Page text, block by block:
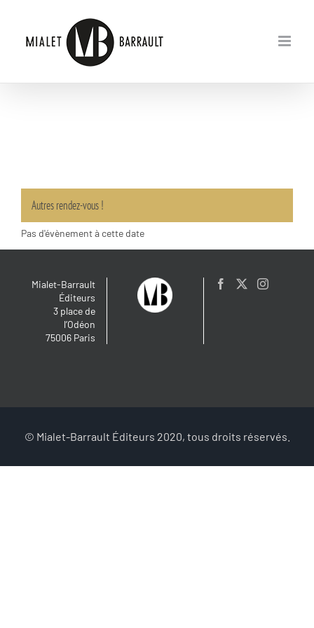
Autres rendez-vous !
Pas d'évènement à cette date
Mialet-Barrault
Éditeurs
3 place de
l’Odéon
75006 Paris
© Mialet-Barrault Éditeurs 2020, tous droits réservés.